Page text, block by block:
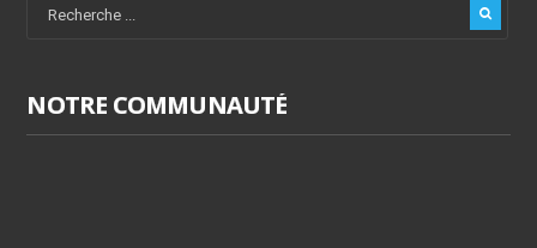
NOTRE COMMUNAUTÉ